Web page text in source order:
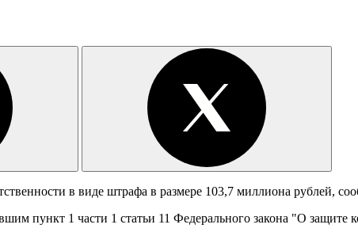
в виде штрафа в размере 103,7 миллиона рублей,
пункт 1 части 1 статьи 11 Федерального закона "О защите